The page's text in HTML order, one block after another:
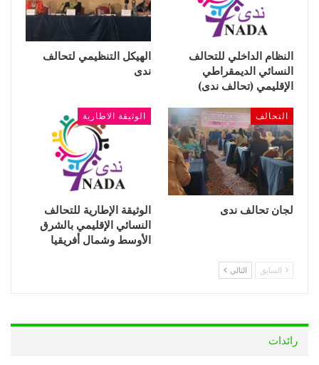
النظام الداخلي للتحالف
النسائي الديمقراطي
الإقليمي (تحالف ندى)
الهيكل التنظيمي لتحالف
ندى
التحالف
لجان تحالف ندى
الوثيقة الاطارية
الوثيقة الإطارية للتحالف
النسائي الإقليمي بالشرق
الأوسط وشمال أفريقيا
السابق التالي
رائدات